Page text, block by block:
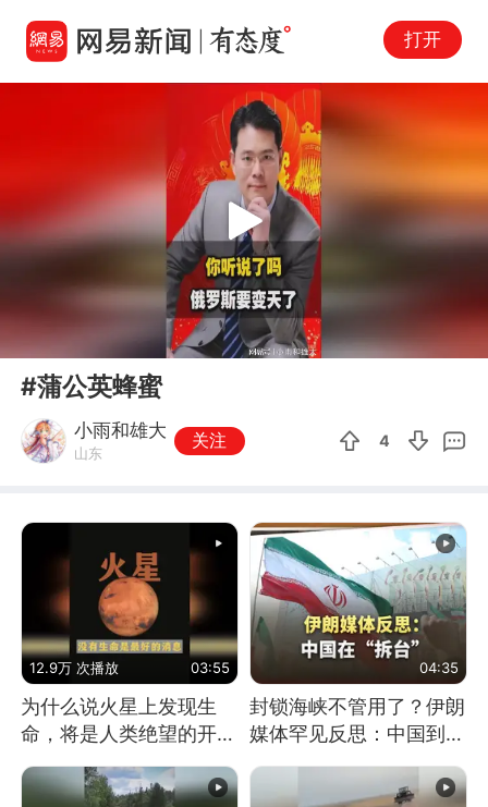
打开
01:52
Play
#蒲公英蜂蜜
小雨和雄大
山东
关注 4
12.9万 次播放 03:55
为什么说火星上发现生
命，将是人类绝望的开
始？
04:35
封锁海峡不管用了？伊朗
媒体罕见反思：中国到底
是不是在"拆台"